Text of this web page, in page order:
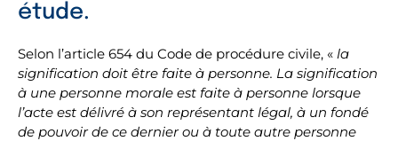
étude.
Selon l’article 654 du Code de procédure civile, « la
signification doit être faite à personne. La signification
à une personne morale est faite à personne lorsque
l’acte est délivré à son représentant légal, à un fondé
de pouvoir de ce dernier ou à toute autre personne